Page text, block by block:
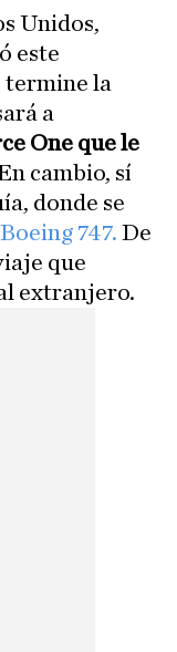
Unidos,
este
termine la
a
One que le
cambio, sí
donde se
Boeing 747. De
que
extranjero.